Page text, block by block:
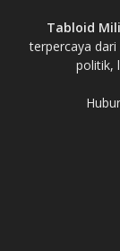
Tabloid
terpercaya
politik,